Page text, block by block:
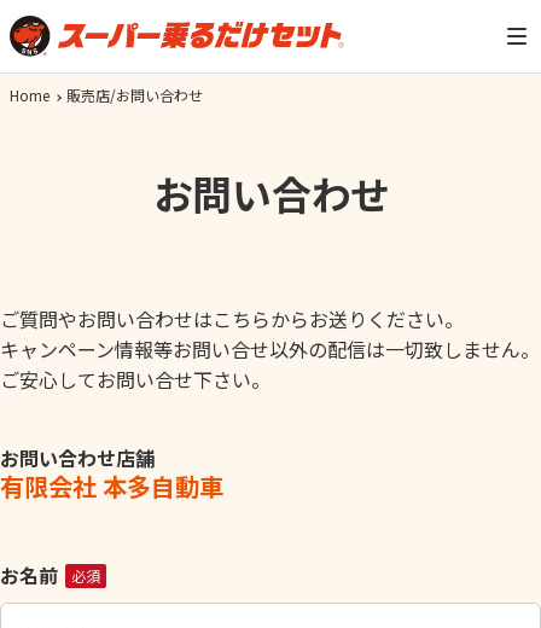
Home 販売店/お問い合わせ
お問い合わせ
ご質問やお問い合わせはこちらからお送りください。
キャンペーン情報等お問い合せ以外の配信は一切致しません。
ご安心してお問い合せ下さい。
お問い合わせ店舗
有限会社 本多自動車
こ
の
お名前 必須